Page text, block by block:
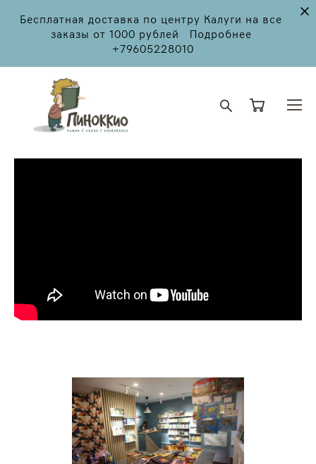
Бесплатная доставка по центру Калуги на все
заказы от 1000 рублей Подробнее
+79605228010